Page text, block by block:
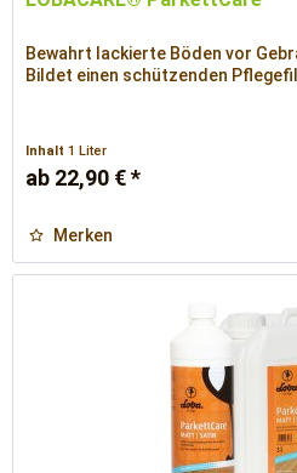
Bewahrt lackierte Böden vor
Bildet einen schützenden
Inhalt1 Liter
ab 22,90 € *
Merken